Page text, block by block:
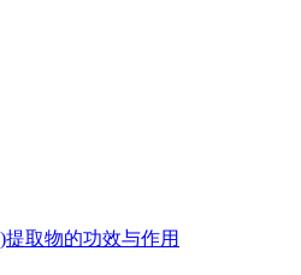
取物的功效与作用